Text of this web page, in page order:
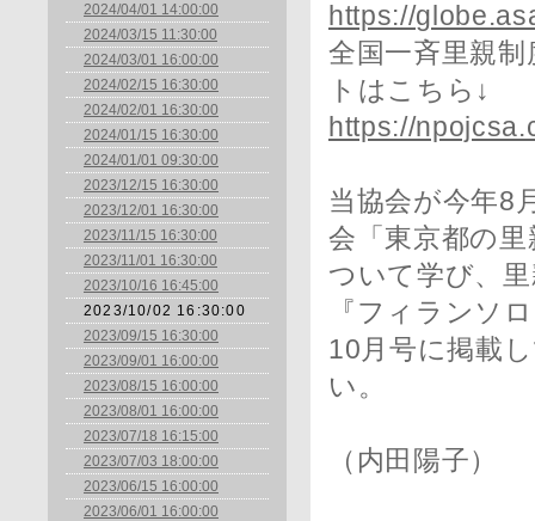
2024/04/01 14:00:00
2024/03/15 11:30:00
2024/03/01 16:00:00
2024/02/15 16:30:00
2024/02/01 16:30:00
2024/01/15 16:30:00
2024/01/01 09:30:00
2023/12/15 16:30:00
2023/12/01 16:30:00
2023/11/15 16:30:00
2023/11/01 16:30:00
2023/10/16 16:45:00
2023/10/02 16:30:00
2023/09/15 16:30:00
2023/09/01 16:00:00
2023/08/15 16:00:00
2023/08/01 16:00:00
2023/07/18 16:15:00
2023/07/03 18:00:00
2023/06/15 16:00:00
2023/06/01 16:00:00
https://
全国一斉里親
トはこちら↓
https://
当協会が今年8
会「東京都の
ついて学び、
『フィランソ
10月号に掲載
い。
（内田陽子）